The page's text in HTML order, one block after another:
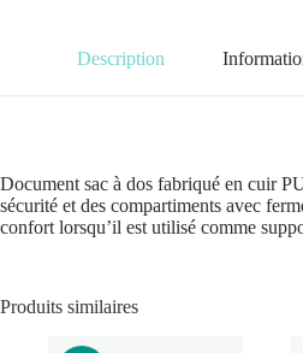
Description
Document sac à dos fabriqué en cuir
sécurité et des compartiments avec
confort lorsqu’il est utilisé comme
Produits similaires